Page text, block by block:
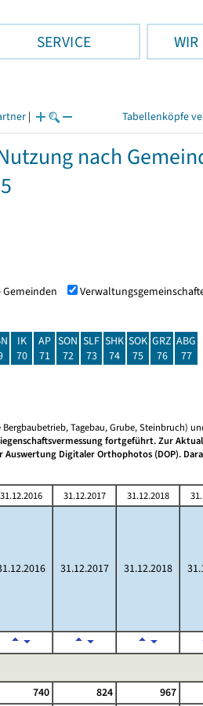
SERVICE
| Tabellenköpfe
nach
IK
70
AP
71
SON
72
SLF
73
SHK
74
SOK
75
GRZ
76
ABG
77
Tagebau, Grube, Steinbruch)
fortgeführt. Zur
Auswertung Digitaler Orthophotos (DOP).
31.12.2016 31.12.2017 31.12.2018
31.12.2017 31.12.2018
740 824 967